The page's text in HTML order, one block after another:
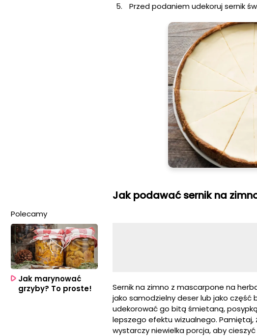
Przed podaniem udekoruj sernik
Jak podawać sernik na
Sernik na zimno z mascarpone na
jako samodzielny deser lub jako
udekorować go bitą śmietaną,
lepszego efektu wizualnego.
wystarczy niewielka porcja, aby
Polecamy
Jak marynować
grzyby? To proste!